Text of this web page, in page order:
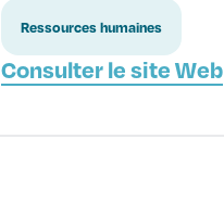
Ressources humaines
Consulter le site Web